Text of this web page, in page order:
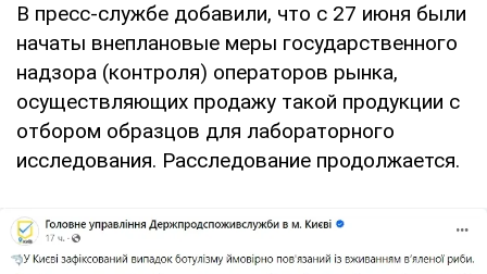
В пресс-службе добавили, что с 27 июня были
начаты внеплановые меры государственного
надзора (контроля) операторов рынка,
осуществляющих продажу такой продукции с
отбором образцов для лабораторного
исследования. Расследование продолжается.